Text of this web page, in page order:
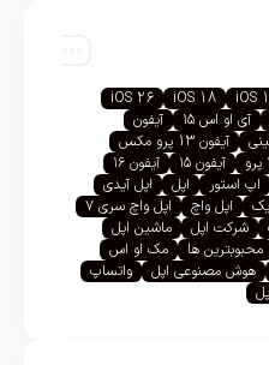
iOS
iOS 18
iOS 26
آی او اس ۱۵
آیفون
آیفون 13 پرو مکس
آیفون ۱۵
آیفون ۱۶
اپ استور اپل
اپل آیدی
اپل واچ
اپل واچ سری ۷
شرکت اپل
ماشین اپل
محبوبترین ها
مک او اس
هوش مصنوعی اپل
واتساپ